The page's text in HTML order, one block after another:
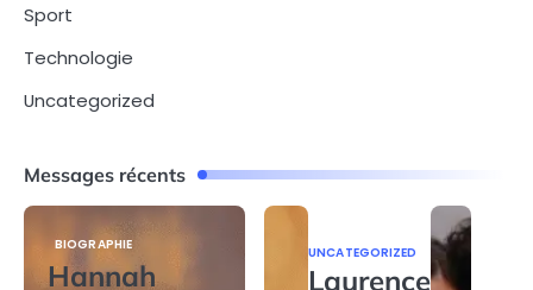
Sport
Technologie
Uncategorized
Messages récents
BIOGRAPHIE
Hannah
UNCATEGORIZED
Laurence